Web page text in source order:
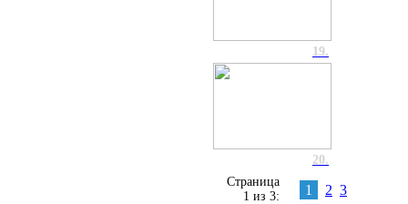
19.
20.
Страница
1 из 3:
1 2 3